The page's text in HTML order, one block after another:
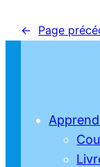
← Page